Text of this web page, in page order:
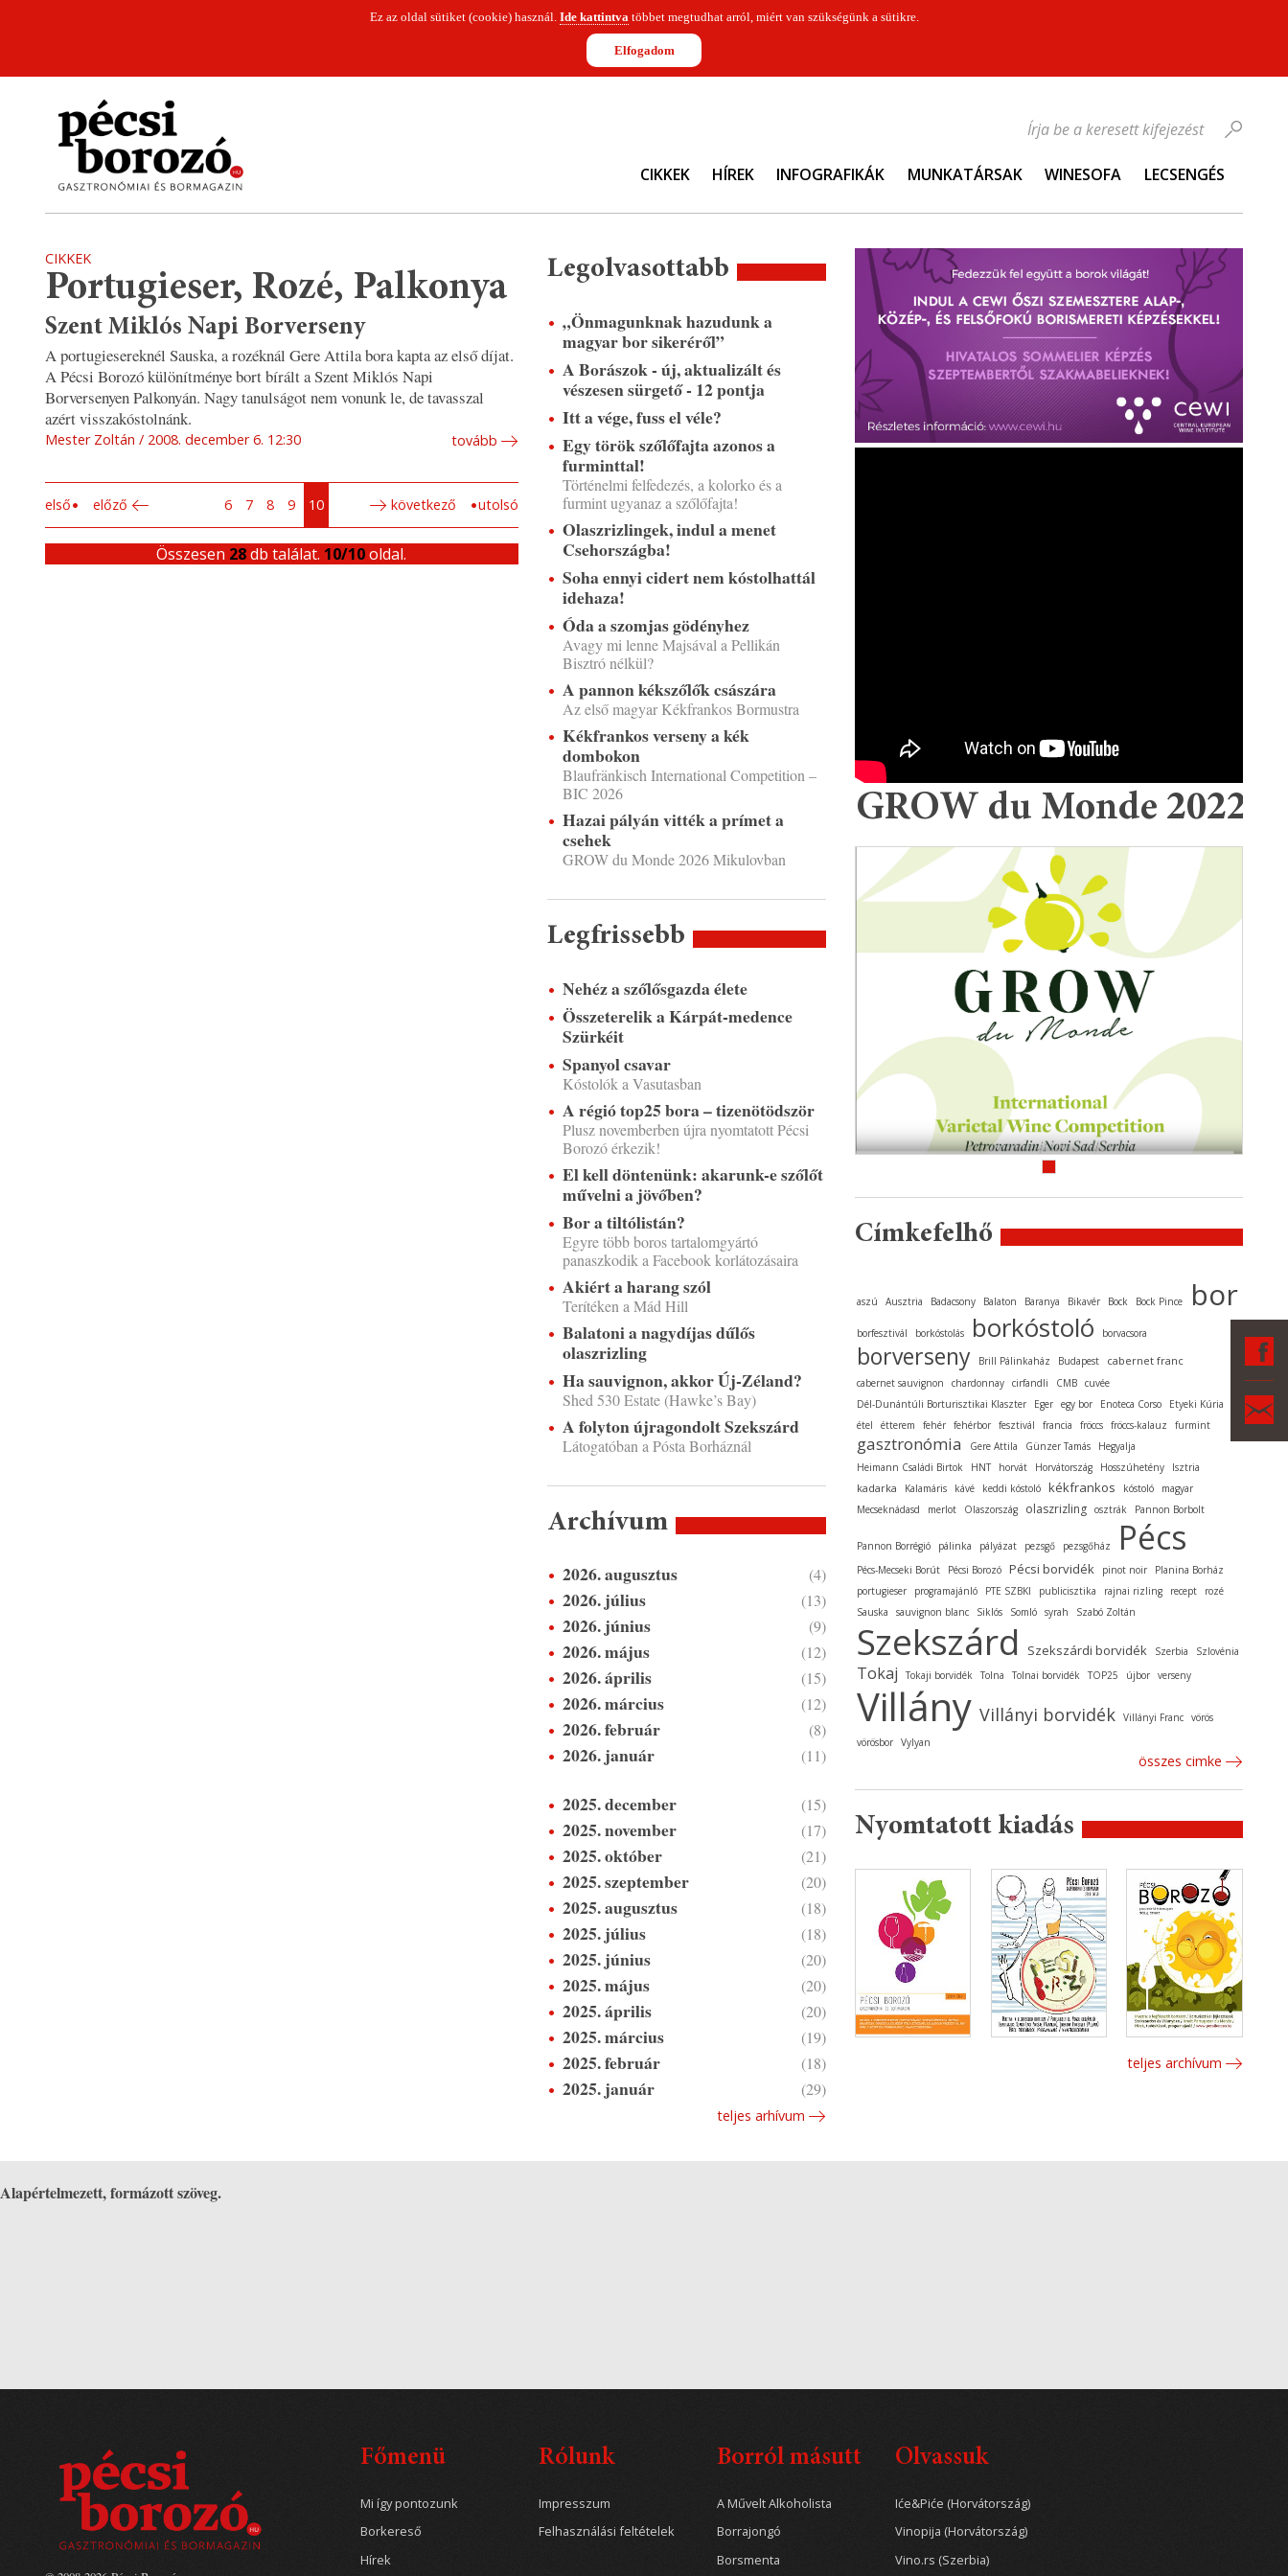
Ez az oldal sütiket (cookie) használ. Ide kattintvatöbbet megtudhat arról, miért van szükségünk a sütikre.
Elfogadom
CIKKEK HÍREK INFOGRAFIKÁK MUNKATÁRSAK WINESOFA LECSENGÉS
Írja be a keresett kifejezést
CIKKEK
Portugieser, Rozé, Palkonya
Szent Miklós Napi Borverseny
A portugiesereknél Sauska, a rozéknál Gere Attila bora kapta az első díjat.
A Pécsi Borozó különítménye bort bírált a Szent Miklós Napi
Borversenyen Palkonyán. Nagy tanulságot nem vonunk le, de tavasszal
azért visszakóstolnánk.
Mester Zoltán 2008. december 6. 12:30 tovább
első előző 6 7 8 9 10 következő utolsó
Összesen 28db találat. 10/10oldal.
Legolvasottabb
„Önmagunknak hazudunk a
magyar bor sikeréről”
A Borászok - új, aktualizált és
vészesen sürgető - 12 pontja
Itt a vége, fuss el véle?
Egy török szőlőfajta azonos a
furminttal!
Történelmi felfedezés, a kolorko és a
furmint ugyanaz a szőlőfajta!
Olaszrizlingek, indul a menet
Csehországba!
Soha ennyi cidert nem kóstolhattál
idehaza!
Óda a szomjas gödényhez
Avagy mi lenne Majsával a Pellikán
Bisztró nélkül?
A pannon kékszőlők császára
Az első magyar Kékfrankos Bormustra
Kékfrankos verseny a kék
dombokon
Blaufränkisch International Competition –
BIC 2026
Hazai pályán vitték a prímet a
csehek
GROW du Monde 2026 Mikulovban
Legfrissebb
Nehéz a szőlősgazda élete
Összeterelik a Kárpát-medence
Szürkéit
Spanyol csavar
Kóstolók a Vasutasban
A régió top25 bora – tizenötödször
Plusz novemberben újra nyomtatott Pécsi
Borozó érkezik!
El kell döntenünk: akarunk-e szőlőt
művelni a jövőben?
Bor a tiltólistán?
Egyre több boros tartalomgyártó
panaszkodik a Facebook korlátozásaira
Akiért a harang szól
Terítéken a Mád Hill
Balatoni a nagydíjas dűlős
olaszrizling
Ha sauvignon, akkor Új-Zéland?
Shed 530 Estate (Hawke’s Bay)
A folyton újragondolt Szekszárd
Látogatóban a Pósta Borháznál
Archívum
2026. augusztus (4)
2026. július (13)
2026. június (9)
2026. május (12)
2026. április (15)
2026. március (12)
2026. február (8)
2026. január (11)
2025. december (15)
2025. november (17)
2025. október (21)
2025. szeptember (20)
2025. augusztus (18)
2025. július (18)
2025. június (20)
2025. május (20)
2025. április (20)
2025. március (19)
2025. február (18)
2025. január (29)
teljes arhívum
GROW du Monde 2022
Címkefelhő
aszú Ausztria Badacsony Balaton Baranya Bikavér Bock Bock Pince bor
borfesztivál borkóstolás borkóstoló borvacsora
borverseny Brill Pálinkaház Budapest cabernet franc
cabernet sauvignon chardonnay cirfandli CMB cuvée
Dél-Dunántúli Borturisztikai Klaszter
Eger egy bor Enoteca Corso
Etyeki Kúria
étel
étterem fehér fehérbor fesztivál francia fröccs fröccs-kalauz furmint
gasztronómia Gere Attila Günzer Tamás
Hegyalja
Heimann Családi Birtok
HNT horvát Horvátország Hosszúhetény Isztria
kadarka Kalamáris kávé keddi kóstoló kékfrankos kóstoló
magyar
Mecseknádasd
merlot Olaszország olaszrizling osztrák Pannon Borbolt
Pannon Borrégió pálinka pályázat pezsgő pezsgőház Pécs
Pécs-Mecseki Borút Pécsi Borozó Pécsi borvidék pinot noir
Planina Borház
portugieser
programajánló PTE SZBKI publicisztika rajnai rizling recept
rozé
Sauska
sauvignon blanc Siklós Somló syrah Szabó Zoltán
Szekszárd Szekszárdi borvidék Szerbia Szlovénia
Tokaj Tokaji borvidék Tolna Tolnai borvidék TOP25 újbor verseny
Villány Villányi borvidék Villányi Franc vörös
vörösbor Vylyan
összes cimke
Nyomtatott kiadás
teljes archívum
Alapértelmezett, formázott szöveg.
Főmenü
Mi így pontozunk
Borkereső
Hírek
Rólunk
Impresszum
Felhasználási feltételek
Borról másutt
A Művelt Alkoholista
Borrajongó
Borsmenta
Olvassuk
Iće&Piće (Horvátország)
Vinopija (Horvátország)
Vino.rs (Szerbia)